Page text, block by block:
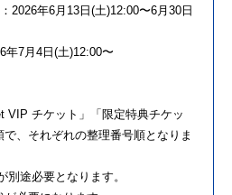
2026年6月13日(土)12:00〜6月30日
年7月4日(土)12:00〜
VIP チケット」「限定特典チケッ
で、それぞれの整理番号順となりま
別途必要となります。